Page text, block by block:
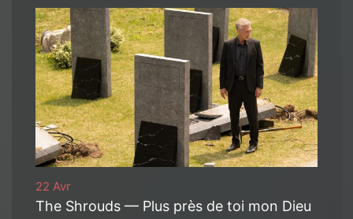
22 Avr
The Shrouds — Plus près de toi mon Dieu